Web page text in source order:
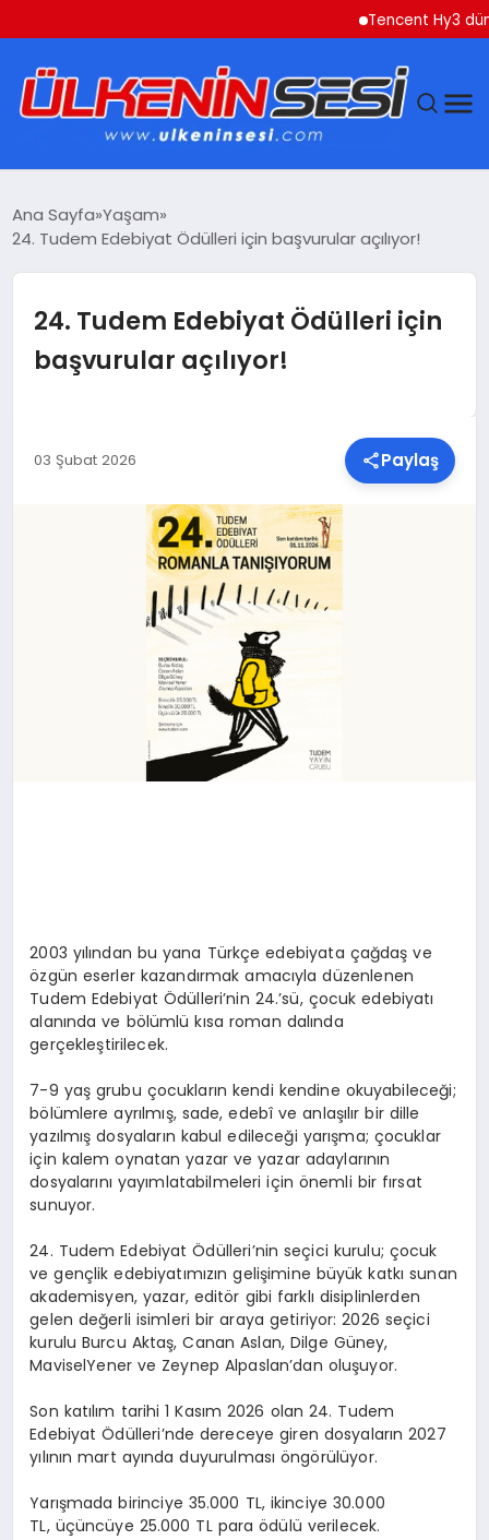
Tencent Hy3 dünya
GÜNDEM
MAGAZIN
MALATYA HABERLERI
Ana Sayfa Yaşam
24. Tudem Edebiyat Ödülleri için başvurular açılıyor!
24. Tudem Edebiyat Ödülleri için
başvurular açılıyor!
03 Şubat 2026 Paylaş
2003 yılından bu yana Türkçe edebiyata çağdaş ve
özgün eserler kazandırmak amacıyla düzenlenen
Tudem Edebiyat Ödülleri’nin 24.’sü, çocuk edebiyatı
alanında ve bölümlü kısa roman dalında
gerçekleştirilecek.
7-9 yaş grubu çocukların kendi kendine okuyabileceği;
bölümlere ayrılmış, sade, edebî ve anlaşılır bir dille
yazılmış dosyaların kabul edileceği yarışma; çocuklar
için kalem oynatan yazar ve yazar adaylarının
dosyalarını yayımlatabilmeleri için önemli bir fırsat
sunuyor.
24. Tudem Edebiyat Ödülleri’nin seçici kurulu; çocuk
ve gençlik edebiyatımızın gelişimine büyük katkı sunan
akademisyen, yazar, editör gibi farklı disiplinlerden
gelen değerli isimleri bir araya getiriyor:2026 seçici
kurulu Burcu Aktaş, Canan Aslan, Dilge Güney,
MaviselYener ve Zeynep Alpaslan’dan oluşuyor.
Son katılım tarihi 1 Kasım 2026 olan 24. Tudem
Edebiyat Ödülleri’nde dereceye giren dosyaların 2027
yılının mart ayında duyurulması öngörülüyor.
Yarışmadabirinciye 35.000 TL, ikinciye 30.000
TL, üçüncüye 25.000 TLpara ödülü verilecek.